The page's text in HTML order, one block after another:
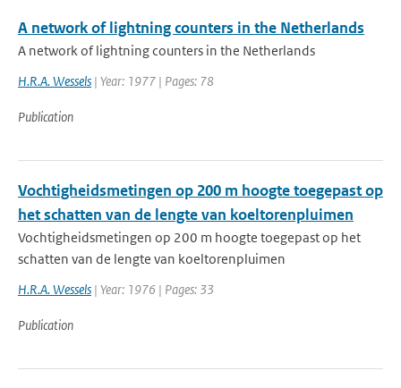
A network of lightning counters in the Netherlands
A network of lightning counters in the Netherlands
H.R.A. Wessels | Year: 1977 | Pages: 78
Publication
Vochtigheidsmetingen op 200 m hoogte toegepast op
het schatten van de lengte van koeltorenpluimen
Vochtigheidsmetingen op 200 m hoogte toegepast op het
schatten van de lengte van koeltorenpluimen
H.R.A. Wessels | Year: 1976 | Pages: 33
Publication